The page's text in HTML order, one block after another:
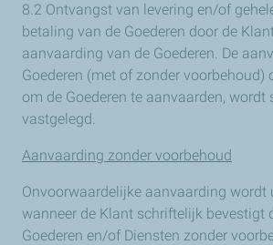
8.2 Ontvangst van levering en/of
betaling van de Goederen door de
aanvaarding van de Goederen. De
Goederen (met of zonder voorbehoud)
om de Goederen te aanvaarden, wordt
vastgelegd.
Aanvaarding zonder voorbehoud
Onvoorwaardelijke aanvaarding wordt
wanneer de Klant schriftelijk bevestigt
Goederen en/of Diensten zonder